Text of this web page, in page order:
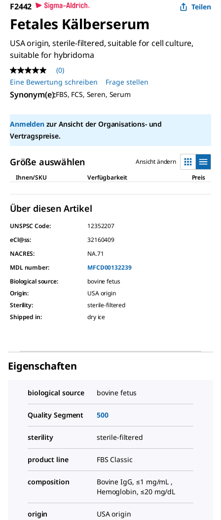
F2442 Teilen
Fetales Kälberserum
USA origin, sterile-filtered, suitable for cell culture,
suitable for hybridoma
Kein
Beurteilungswert
Link
auf
Seite.
(0)
Eine Bewertung schreiben
Frage stellen
Synonym(e):FBS, FCS, Seren, Serum
Anmeldenzur Ansicht der Organisations- und
Vertragspreise.
Größe auswählen
Ansicht ändern
Ihnen/SKU
Verfügbarkeit Preis
Über diesen Artikel
UNSPSC Code:
12352207
eCl@ss:
32160409
NACRES:
NA.71
MDL number:
MFCD00132239
Biological source:
bovine fetus
Origin:
USA origin
Sterility:
sterile-filtered
Shipped in: dry ice
Eigenschaften
biological source bovine fetus
Quality Segment 500
sterility sterile-filtered
product line FBS Classic
composition
Bovine IgG, ≤1 mg/mL ,
Hemoglobin, ≤20 mg/dL
origin USA origin